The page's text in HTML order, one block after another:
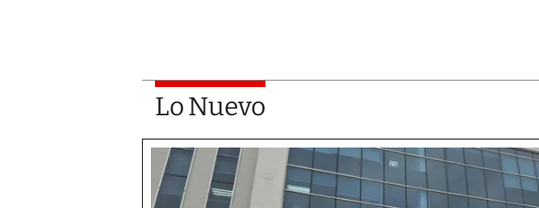
Lo Nuevo